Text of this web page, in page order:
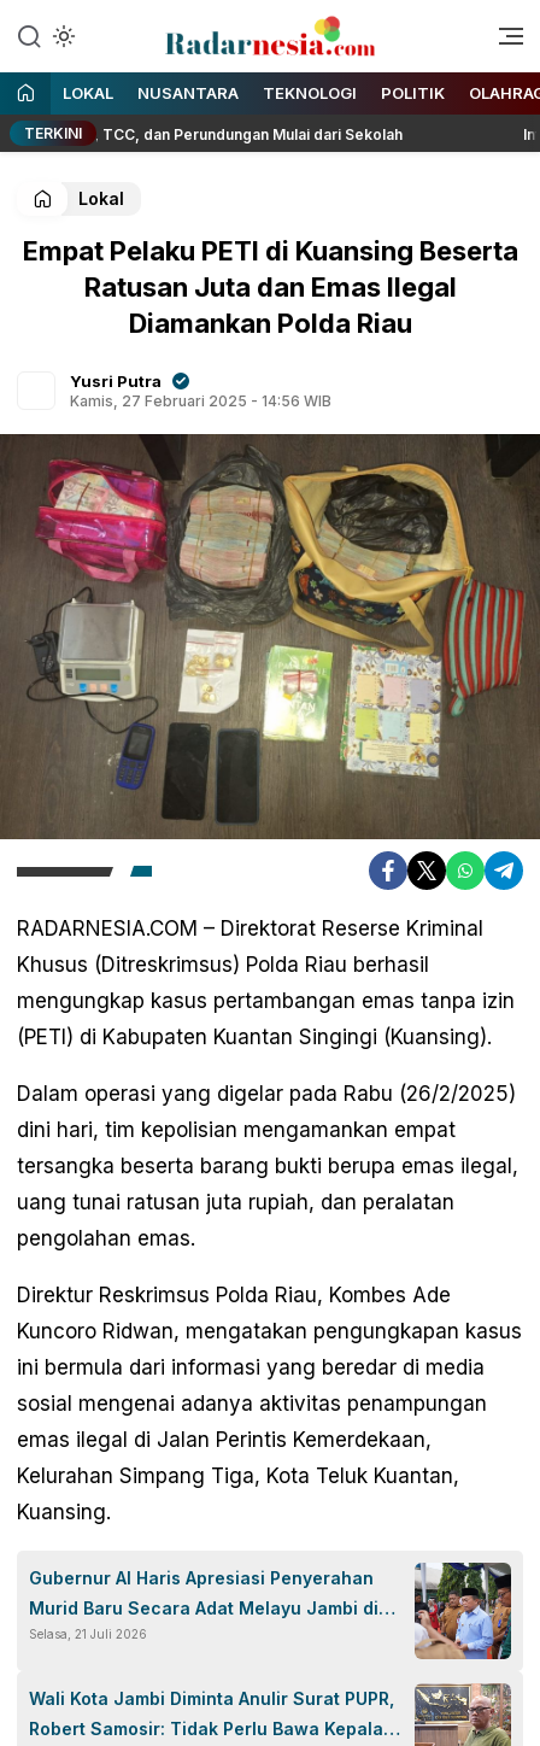
Radarnesia
Enak Dibaca
LOKAL NUSANTARA TEKNOLOGI POLITIK
TERKINI
TCC, dan Perundungan Mulai dari Sekolah
Lokal
Empat Pelaku PETI di Kuansing Beserta
Ratusan Juta dan Emas Ilegal
Diamankan Polda Riau
Yusri Putra
Kamis, 27 Februari 2025 - 14:56 WIB
RADARNESIA.COM – Direktorat Reserse Kriminal
Khusus (Ditreskrimsus) Polda Riau berhasil
mengungkap kasus pertambangan emas tanpa izin
(PETI) di Kabupaten Kuantan Singingi (Kuansing).
Dalam operasi yang digelar pada Rabu (26/2/2025)
dini hari, tim kepolisian mengamankan empat
tersangka beserta barang bukti berupa emas ilegal,
uang tunai ratusan juta rupiah, dan peralatan
pengolahan emas.
Direktur Reskrimsus Polda Riau, Kombes Ade
Kuncoro Ridwan, mengatakan pengungkapan kasus
ini bermula dari informasi yang beredar di media
sosial mengenai adanya aktivitas penampungan
emas ilegal di Jalan Perintis Kemerdekaan,
Kelurahan Simpang Tiga, Kota Teluk Kuantan,
Kuansing.
Gubernur Al Haris Apresiasi Penyerahan
Murid Baru Secara Adat Melayu Jambi di
SMA Negeri 1 Muaro Jambi
Selasa, 21 Juli 2026
Wali Kota Jambi Diminta Anulir Surat PUPR,
Robert Samosir: Tidak Perlu Bawa Kepala